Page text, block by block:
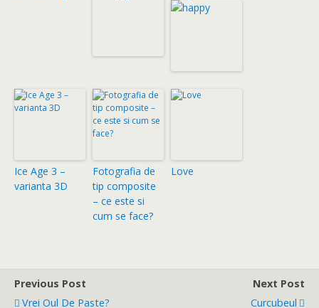
Ice Age 3 –
varianta 3D
Fotografia de
tip composite
– ce este si
cum se face?
Love
Previous Post
Vrei Oul De Paste?
Next Post
Curcubeul